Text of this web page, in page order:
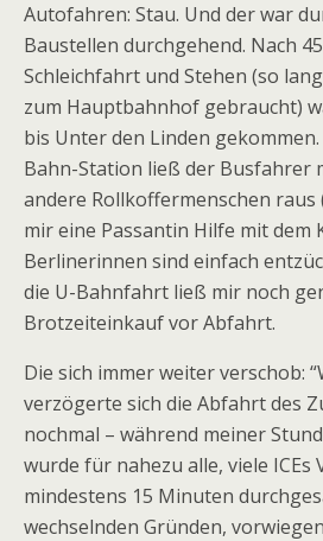
Autofahren: Stau. Und der war
Baustellen durchgehend. Nach
Schleichfahrt und Stehen (so
zum Hauptbahnhof gebraucht)
bis Unter den Linden
Bahn-Station ließ der Busfahrer
andere Rollkoffermenschen
mir eine Passantin Hilfe mit dem
Berlinerinnen sind einfach
die U-Bahnfahrt ließ mir noch
Brotzeiteinkauf vor Abfahrt.
Die sich immer weiter verschob:
verzögerte sich die Abfahrt des
nochmal – während meiner
wurde für nahezu alle, viele ICEs
mindestens 15 Minuten
wechselnden Gründen,